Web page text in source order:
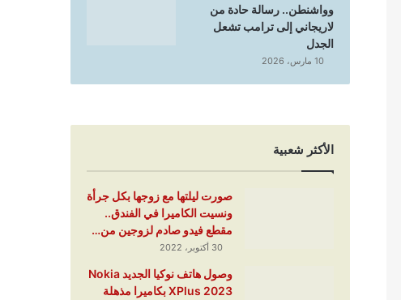
وواشنطن.. رسالة حادة من
لاريجاني إلى ترامب تشعل
الجدل
10 مارس، 2026
الأكثر شعبية
صورت ليلتها مع زوجها بكل جرأة
ونسيت الكاميرا في الفندق..
مقطع فيدو صادم لزوجين من…
30 أكتوبر، 2022
وصول هاتف نوكيا الجديد Nokia
XPlus 2023 بكاميرا مذهلة